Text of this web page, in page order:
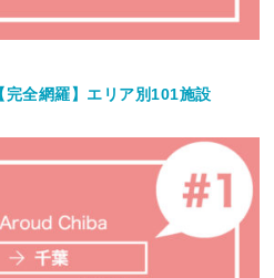
全網羅】エリア別101施設